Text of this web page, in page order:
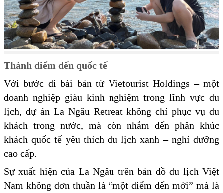
Thành điểm đến quốc tế
Với bước đi bài bản từ Vietourist Holdings – một
doanh nghiệp giàu kinh nghiệm trong lĩnh vực du
lịch, dự án La Ngâu Retreat không chỉ phục vụ du
khách trong nước, mà còn nhắm đến phân khúc
khách quốc tế yêu thích du lịch xanh – nghỉ dưỡng
cao cấp.
Sự xuất hiện của La Ngâu trên bản đồ du lịch Việt
Nam không đơn thuần là “một điểm đến mới” mà là